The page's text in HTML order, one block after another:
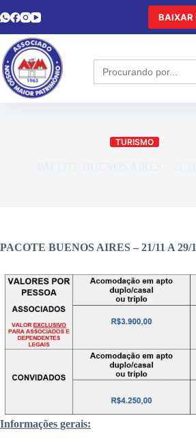
BAIXAR
Search
for:
TURISMO
PACOTE BUENOS AIRES – 21/11 A 29/
Informações gerais: